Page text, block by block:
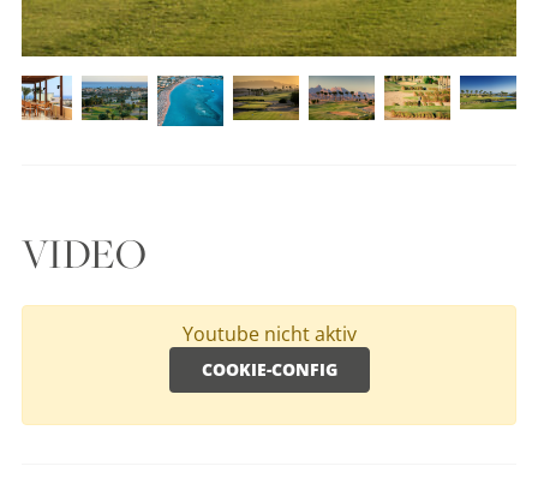
VIDEO
Youtube nicht aktiv
COOKIE-CONFIG